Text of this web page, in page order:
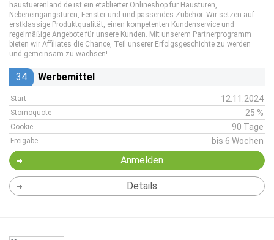
haustuerenland.de ist ein etablierter Onlineshop für Haustüren,
Nebeneingangstüren, Fenster und und passendes Zubehör. Wir setzen auf
erstklassige Produktqualität, einen kompetenten Kundenservice und
regelmäßige Angebote für unsere Kunden. Mit unserem Partnerprogramm
bieten wir Affiliates die Chance, Teil unserer Erfolgsgeschichte zu werden
und gemeinsam zu wachsen!
34 Werbemittel
Start 12.11.2024
Stornoquote 25 %
Cookie 90 Tage
Freigabe bis 6 Wochen
Anmelden
Details